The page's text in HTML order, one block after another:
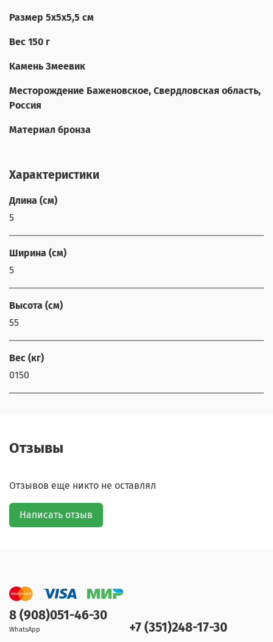
Размер 5х5х5,5 см
Вес 150 г
Камень Змеевик
Месторождение Баженовское, Свердловская область,
Россия
Материал бронза
Характеристики
Длина (см)
5
Ширина (см)
5
Высота (см)
55
Вес (кг)
0150
Отзывы
Отзывов еще никто не оставлял
Написать отзыв
8 (908)051-46-30
WhatsApp +7 (351)248-17-30